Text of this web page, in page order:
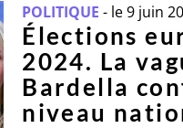
POLITIQUE - le 9 juin
Élections
2024. La
Bardella
niveau